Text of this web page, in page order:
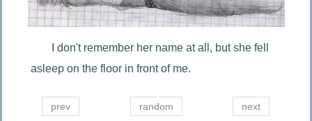
I don't remember her name at all, but she fell
asleep on the floor in front of me.
prev next
random